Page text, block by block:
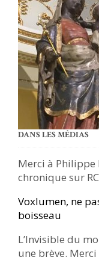
DANS LES MÉDIAS
Merci à Philippe
chronique sur
Voxlumen, ne
boisseau
L’Invisible du
une brève.